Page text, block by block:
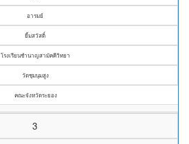
อารมย์
ยิ้มสวัสดิ์
โรงเรียนชำนาญสามัคคีวิทยา
วัดชุมนุมสูง
คณะจังหวัดระยอง
3